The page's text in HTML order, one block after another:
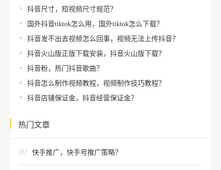
抖音尺寸，短视频尺寸规范？
国外抖音tiktok怎么用，国外tiktok怎么下载？
抖音发不出去视频怎么回事，视频无法上传抖音？
抖音火山版正版下载安装，抖音火山版下载？
抖音粉，热门抖音歌曲？
抖音怎么制作视频教程，视频制作技巧教程？
抖音店铺保证金，抖音经营保证金？
热门文章
01 快手推广，快手号推广策略？